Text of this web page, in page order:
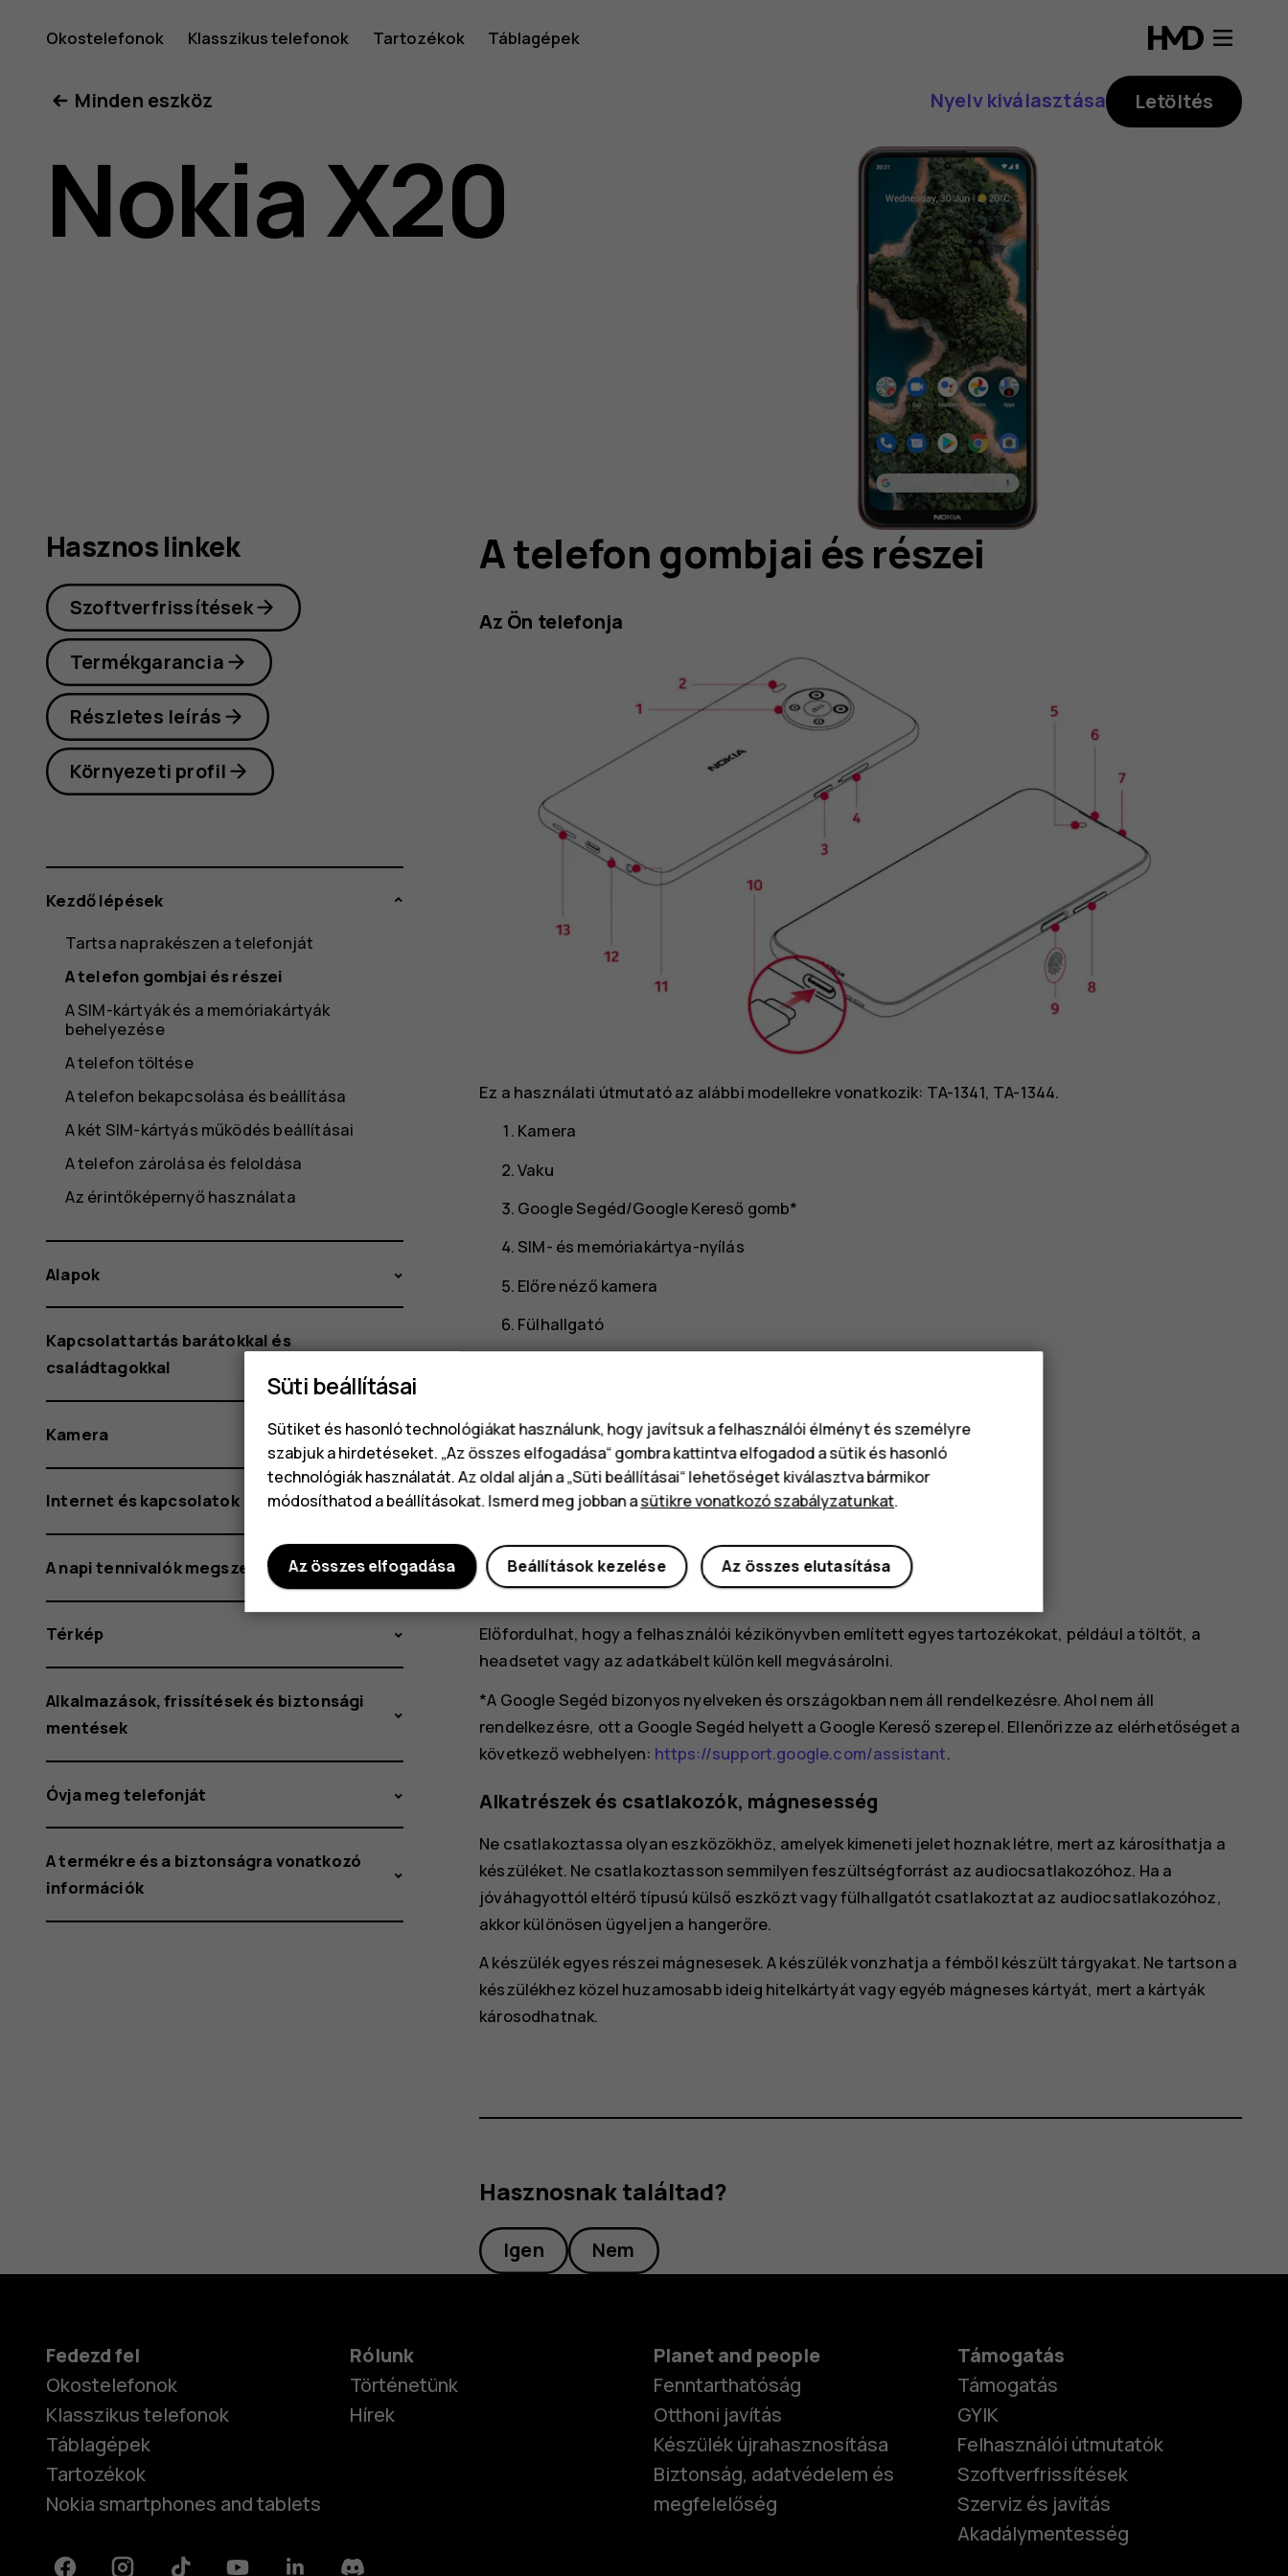
Nokia
X20
felhasználói
Okostelefonok Klasszikus telefonok Tartozékok Táblagépek
Minden eszköz Nyelv kiválasztása Letöltés
Nokia X20
A telefon gombjai és részei
Az Ön telefonja
Ez a használati útmutató az alábbi modellekre vonatkozik: TA-1341, TA-1344.
Kamera
Vaku
Google Segéd/Google Kereső gomb*
SIM- és memóriakártya-nyílás
Előre néző kamera
Fülhallgató
Bekapcsoló-/Zárológomb, ujjlenyomat-érzékelő
USB-csatlakozó
Headset-csatlakozó
Mikrofon
Hangszóró
Előfordulhat, hogy a felhasználói kézikönyvben említett egyes tartozékokat, például a töltőt, a
headsetet vagy az adatkábelt külön kell megvásárolni.
*A Google Segéd bizonyos nyelveken és országokban nem áll rendelkezésre. Ahol nem áll
rendelkezésre, ott a Google Segéd helyett a Google Kereső szerepel. Ellenőrizze az elérhetőséget a
következő webhelyen: https://support.google.com/assistant.
Alkatrészek és csatlakozók, mágnesesség
Ne csatlakoztassa olyan eszközökhöz, amelyek kimeneti jelet hoznak létre, mert az károsíthatja a
készüléket. Ne csatlakoztasson semmilyen feszültségforrást az audiocsatlakozóhoz. Ha a
jóváhagyottól eltérő típusú külső eszközt vagy fülhallgatót csatlakoztat az audiocsatlakozóhoz,
akkor különösen ügyeljen a hangerőre.
A készülék egyes részei mágnesesek. A készülék vonzhatja a fémből készült tárgyakat. Ne tartson a
készülékhez közel huzamosabb ideig hitelkártyát vagy egyéb mágneses kártyát, mert a kártyák
károsodhatnak.
Hasznosnak találtad?
Igen Nem
Hasznos linkek
Szoftverfrissítések
Termékgarancia
Részletes leírás
Környezeti profil
Kezdő lépések
Tartsa naprakészen a telefonját
A telefon gombjai és részei
A SIM-kártyák és a memóriakártyák
behelyezése
A telefon töltése
A telefon bekapcsolása és beállítása
A két SIM-kártyás működés beállításai
A telefon zárolása és feloldása
Az érintőképernyő használata
Alapok
Kapcsolattartás barátokkal és
családtagokkal
Kamera
Internet és kapcsolatok
A napi tennivalók megszervezése
Térkép
Alkalmazások, frissítések és biztonsági
mentések
Óvja meg telefonját
A termékre és a biztonságra vonatkozó
információk
Fedezd fel
Okostelefonok
Klasszikus telefonok
Táblagépek
Tartozékok
Nokia smartphones and tablets
Rólunk
Történetünk
Hírek
Planet and people
Fenntarthatóság
Otthoni javítás
Készülék újrahasznosítása
Biztonság, adatvédelem és
megfelelőség
Támogatás
Támogatás
GYIK
Felhasználói útmutatók
Szoftverfrissítések
Szerviz és javítás
Akadálymentesség
Süti beállításai
Sütiket és hasonló technológiákat használunk, hogy javítsuk a felhasználói élményt és személyre
szabjuk a hirdetéseket. „Az összes elfogadása“ gombra kattintva elfogadod a sütik és hasonló
technológiák használatát. Az oldal alján a „Süti beállításai“ lehetőséget kiválasztva bármikor
módosíthatod a beállításokat. Ismerd meg jobban asütikre vonatkozó szabályzatunkat.
Az összes elutasítása
Beállítások kezelése
Az összes elfogadása